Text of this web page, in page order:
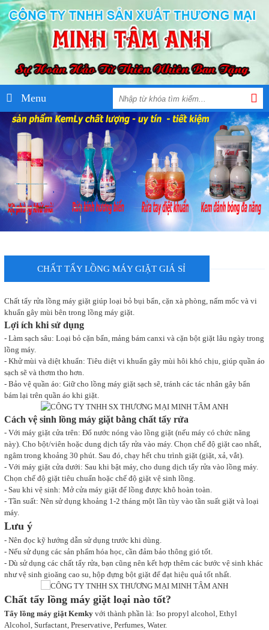
Menu
CHẤT TẨY LỒNG MÁY GIẶT GIÁ SỈ
Chất tẩy rửa lồng máy giặt giúp loại bỏ bụi bẩn, cặn xà phòng, nấm mốc và vi
khuẩn gây mùi bên trong lồng máy giặt.
Lợi ích khi sử dụng
- Làm sạch sâu: Loại bỏ cặn bẩn, mảng bám canxi và cặn bột giặt lâu ngày trong
lồng máy.
- Khử mùi và diệt khuẩn: Tiêu diệt vi khuẩn gây mùi hôi khó chịu, giúp quần áo
sạch sẽ và thơm tho hơn.
- Bảo vệ quần áo: Giữ cho lồng máy giặt sạch sẽ, tránh các tác nhân gây bẩn
bám lại trên quần áo khi giặt.
Cách vệ sinh lồng máy giặt bằng chất tẩy rửa
- Với máy giặt cửa trên: Đổ nước nóng vào lồng giặt (nếu máy có chức năng
này). Cho bột/viên hoặc dung dịch tẩy rửa vào máy. Chọn chế độ giặt cao nhất,
ngâm trong khoảng 30 phút. Sau đó, chạy hết chu trình giặt (giặt, xả, vắt).
- Với máy giặt cửa dưới: Sau khi bật máy, cho dung dịch tẩy rửa vào lồng máy.
Chọn chế độ giặt tiêu chuẩn hoặc chế độ giặt vệ sinh lồng.
- Sau khi vệ sinh: Mở cửa máy giặt để lồng được khô hoàn toàn.
- Tần suất: Nên sử dụng khoảng 1-2 tháng một lần tùy vào tần suất giặt và loại
máy.
Lưu ý
- Nên đọc kỹ hướng dẫn sử dụng trước khi dùng.
- Nếu sử dụng các sản phẩm hóa học, cần đảm bảo thông gió tốt.
- Dù sử dụng các chất tẩy rửa, bạn cũng nên kết hợp thêm các bước vệ sinh khác
như vệ sinh gioăng cao su, hộp đựng bột giặt để đạt hiệu quả tốt nhất.
Chất tẩy lồng máy giặt loại nào tốt?
Tẩy lồng máy giặt Kemky với thành phần là: Iso propyl alcohol, Ethyl
Alcohol, Surfactant, Preservative, Perfumes, Water.